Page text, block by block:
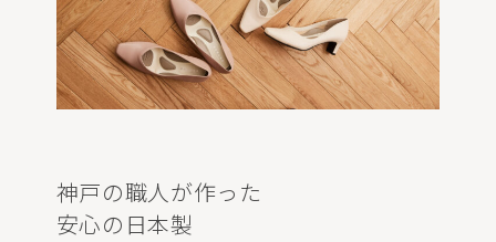
神戸の職人が作った
安心の日本製